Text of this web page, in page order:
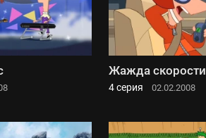
Жажда скорости
4 серия 02.02.2008